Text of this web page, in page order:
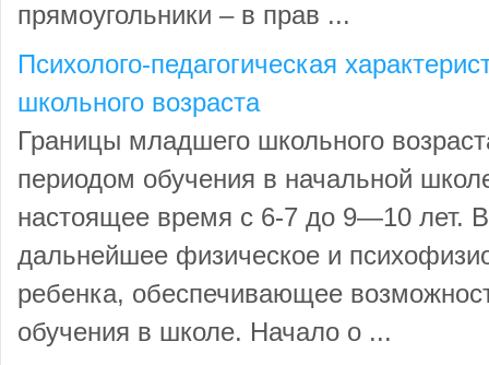
прямоугольники – в прав ...
Психолого-педагогическая
школьного возраста
Границы младшего школьного
периодом обучения в начальной
настоящее время с 6-7 до 9—10 лет. В
дальнейшее физическое и
ребенка, обеспечивающее
обучения в школе. Начало о ...